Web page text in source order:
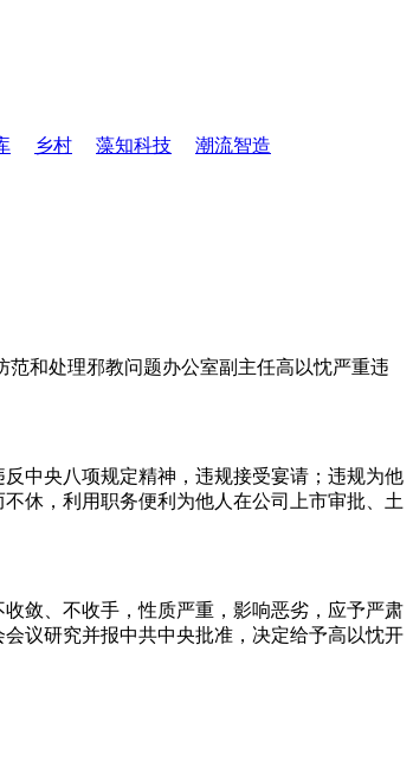
乡村 藻知科技
潮流智造
和处理邪教问题办公室副主任高以忱严重违
中央八项规定精神，违规接受宴请；违规为他
休，利用职务便利为他人在公司上市审批、土
敛、不收手，性质严重，影响恶劣，应予严肃
议研究并报中共中央批准，决定给予高以忱开